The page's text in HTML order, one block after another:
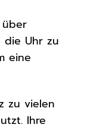
die Uhr zu
eine
zu vielen
Ihre